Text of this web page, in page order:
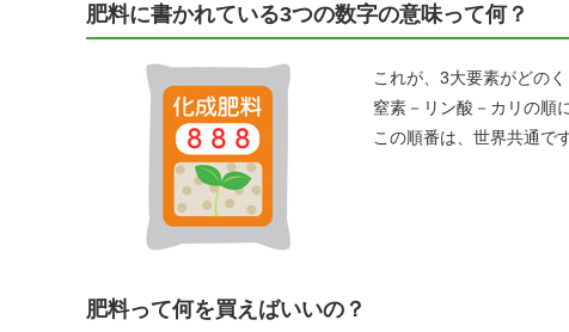
肥料に書かれている3つの数字の意味って何？
これが、3大要素がどの
窒素－リン酸－カリの順
この順番は、世界共通です
肥料って何を買えばいいの？